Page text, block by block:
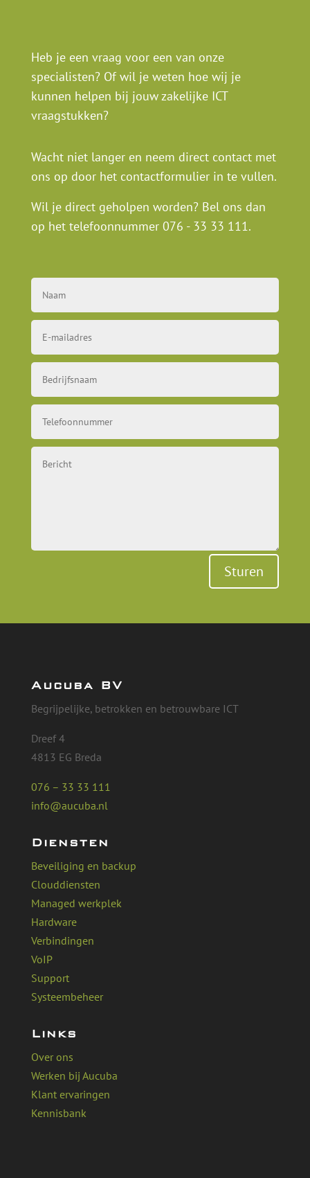
Heb je een vraag voor een van onze
specialisten? Of wil je weten hoe wij je
kunnen helpen bij jouw zakelijke ICT
vraagstukken?
Wacht niet langer en neem direct contact met
ons op door het contactformulier in te vullen.
Wil je direct geholpen worden? Bel ons dan
op het telefoonnummer 076 - 33 33 111.
Sturen
Aucuba BV
Begrijpelijke, betrokken en betrouwbare ICT
Dreef 4
4813 EG Breda
076 – 33 33 111
info@aucuba.nl
Diensten
Beveiliging en backup
Clouddiensten
Managed werkplek
Hardware
Verbindingen
VoIP
Support
Systeembeheer
Links
Over ons
Werken bij Aucuba
Klant ervaringen
Kennisbank